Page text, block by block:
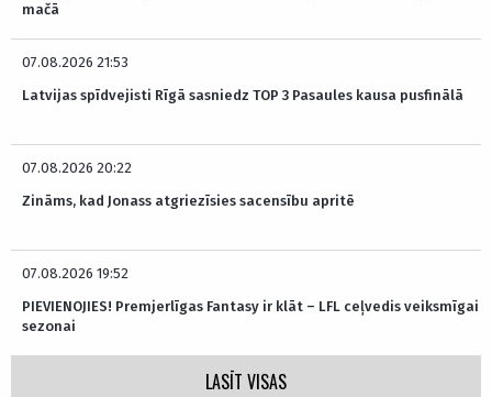
mačā
07.08.2026 21:53
Latvijas spīdvejisti Rīgā sasniedz TOP 3 Pasaules kausa pusfinālā
07.08.2026 20:22
Zināms, kad Jonass atgriezīsies sacensību apritē
07.08.2026 19:52
PIEVIENOJIES! Premjerlīgas Fantasy ir klāt – LFL ceļvedis veiksmīgai
sezonai
LASĪT VISAS